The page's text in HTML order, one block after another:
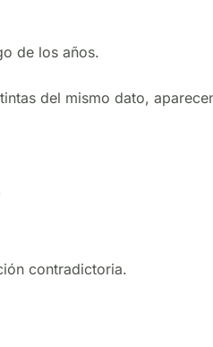
de los años.
del mismo dato,
contradictoria.